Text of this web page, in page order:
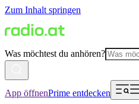
Zum Inhalt springen
Was möchtest du anhören?
App öffnenPrime entdecken